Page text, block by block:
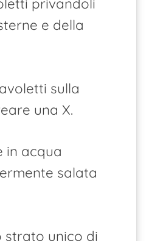
privandoli
e della
sulla
una X.
in acqua
salata
strato unico di